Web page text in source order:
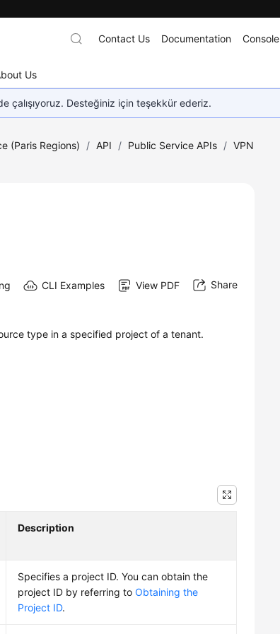
Us
Contact Us Documentation Console
çalışıyoruz. Desteğiniz için teşekkür ederiz.
(Paris Regions) / API / Public Service APIs / VPN
CLI Examples View PDF Share
type in a specified project of a tenant.
Description
Specifies a project ID. You can obtain the
project ID by referring toObtaining the
Project ID.